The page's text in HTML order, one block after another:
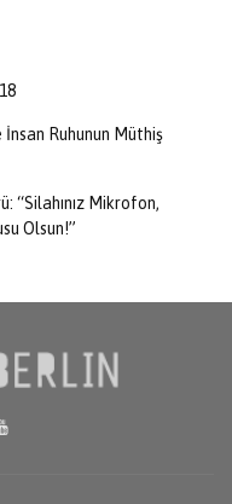
Ruhunun Müthiş
“Silahınız Mikrofon,
Olsun!”